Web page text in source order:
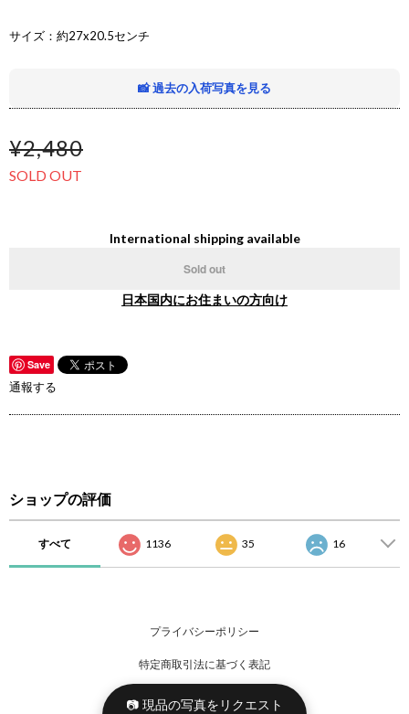
サイズ：約27x20.5センチ
📸 過去の入荷写真を見る
¥2,480
SOLD OUT
International shipping available
Sold out
日本国内にお住まいの方向け
Save
通報する
ショップの評価
すべて 1136 35 16
プライバシーポリシー
特定商取引法に基づく表記
📷 現品の写真をリクエスト